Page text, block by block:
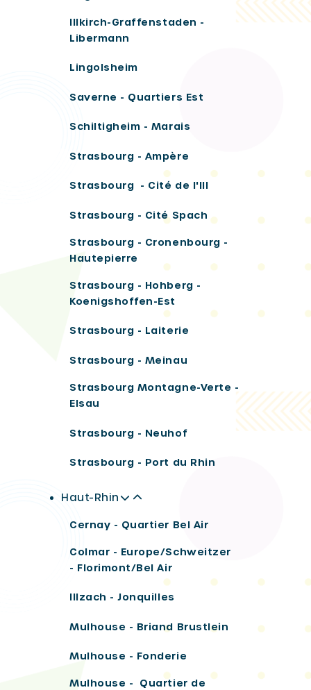
Illkirch-Graffenstaden -
Libermann
Lingolsheim
Saverne - Quartiers Est
Schiltigheim - Marais
Strasbourg - Ampère
Strasbourg - Cité de l'Ill
Strasbourg - Cité Spach
Strasbourg - Cronenbourg -
Hautepierre
Strasbourg - Hohberg -
Koenigshoffen-Est
Strasbourg - Laiterie
Strasbourg - Meinau
Strasbourg Montagne-Verte -
Elsau
Strasbourg - Neuhof
Strasbourg - Port du Rhin
Haut-Rhin
Cernay - Quartier Bel Air
Colmar - Europe/Schweitzer
- Florimont/Bel Air
Illzach - Jonquilles
Mulhouse - Briand Brustlein
Mulhouse - Fonderie
Mulhouse - Quartier de